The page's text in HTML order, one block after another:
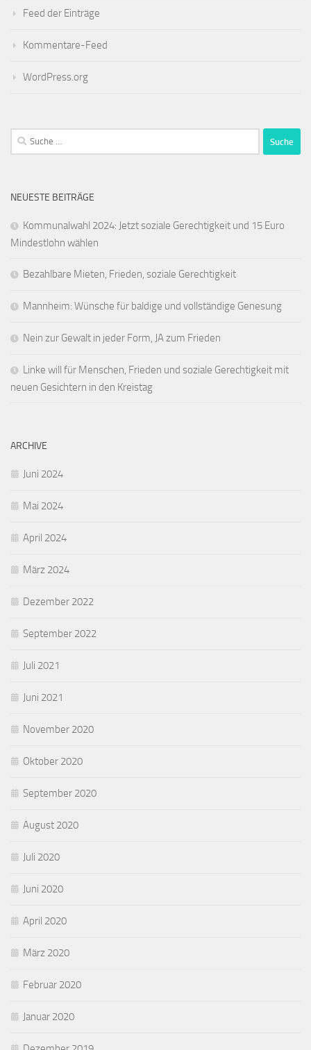
Feed der Einträge
Kommentare-Feed
WordPress.org
Suche
nach:
NEUESTE BEITRÄGE
Kommunalwahl 2024: Jetzt soziale Gerechtigkeit und 15 Euro
Mindestlohn wählen
Bezahlbare Mieten, Frieden, soziale Gerechtigkeit
Mannheim: Wünsche für baldige und vollständige Genesung
Nein zur Gewalt in jeder Form, JA zum Frieden
Linke will für Menschen, Frieden und soziale Gerechtigkeit mit
neuen Gesichtern in den Kreistag
ARCHIVE
Juni 2024
Mai 2024
April 2024
März 2024
Dezember 2022
September 2022
Juli 2021
Juni 2021
November 2020
Oktober 2020
September 2020
August 2020
Juli 2020
Juni 2020
April 2020
März 2020
Februar 2020
Januar 2020